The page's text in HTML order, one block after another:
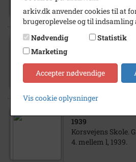
Pilegårdsskolen,
1939
Korsvejens Skole.
4. mellem l, 1939.
arkiv.dk anvender cookies til at
brugeroplevelse og til
Nødvendig
Statistik
Marketing
Accepter nødvendige
Vis cookie oplysninger